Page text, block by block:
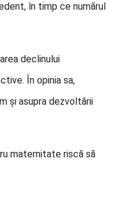
în timp ce numărul
declinului
În opinia sa,
și asupra dezvoltării
maternitate riscă să